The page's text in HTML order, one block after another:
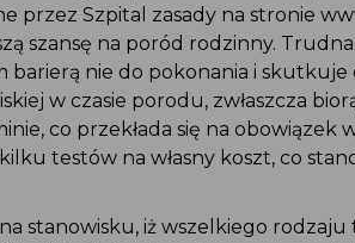
przez Szpital zasady na stronie
szansę na poród rodzinny.
barierą nie do pokonania i
w czasie porodu, zwłaszcza
co przekłada się na obowiązek
testów na własny koszt, co
stanowisku, iż wszelkiego